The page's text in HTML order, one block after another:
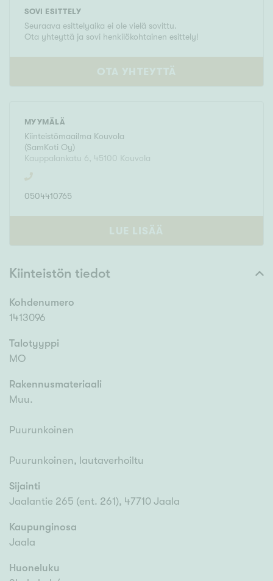
SOVI ESITTELY
Seuraava esittelyaika ei ole vielä sovittu.
Ota yhteyttä ja sovi henkilökohtainen esittely!
OTA YHTEYTTÄ
MYYMÄLÄ
Kiinteistömaailma Kouvola
(SamKoti Oy)
Kauppalankatu 6, 45100 Kouvola
0504410765
LUE LISÄÄ
Kiinteistön tiedot
Kohdenumero
1413096
Talotyyppi
MO
Rakennusmateriaali
Muu.
Puurunkoinen
Puurunkoinen, lautaverhoiltu
Sijainti
Jaalantie 265 (ent. 261), 47710 Jaala
Kaupunginosa
Jaala
Huoneluku